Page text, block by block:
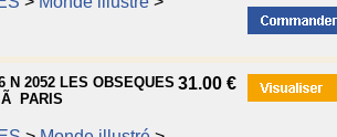
N 2052 LES OBSEQUES
Ã PARIS
31.00 €